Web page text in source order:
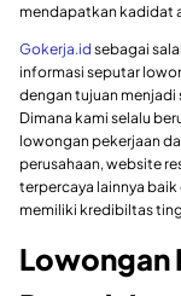
mendapatkan kadidat
Gokerja.id sebagai
informasi seputar
dengan tujuan menjadi
Dimana kami selalu
lowongan pekerjaan
perusahaan, website
terpercaya lainnya baik
memiliki kredibiltas
Lowongan